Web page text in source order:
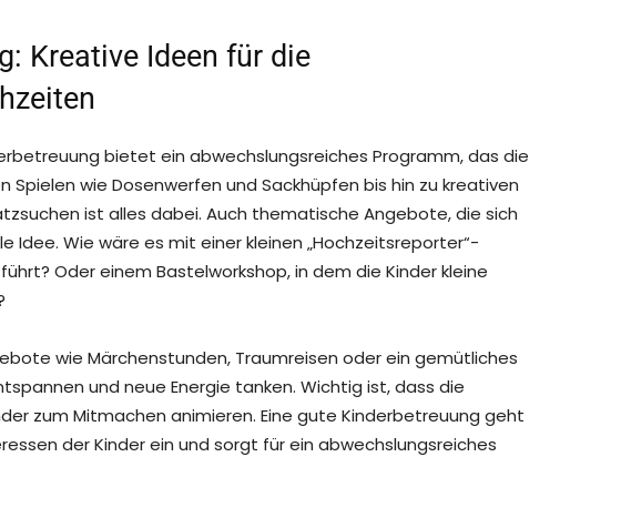
Kreative Ideen für die
bietet ein abwechslungsreiches Programm, das die
Spielen wie Dosenwerfen und Sackhüpfen bis hin zu kreativen
ist alles dabei. Auch thematische Angebote, die sich
Idee. Wie wäre es mit einer kleinen „Hochzeitsreporter“-
Oder einem Bastelworkshop, in dem die Kinder kleine
wie Märchenstunden, Traumreisen oder ein gemütliches
und neue Energie tanken. Wichtig ist, dass die
zum Mitmachen animieren. Eine gute Kinderbetreuung geht
der Kinder ein und sorgt für ein abwechslungsreiches